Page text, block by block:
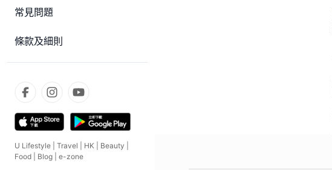
常見問題
條款及細則
U Lifestyle Travel HK Beauty
Food
Blog e-zone